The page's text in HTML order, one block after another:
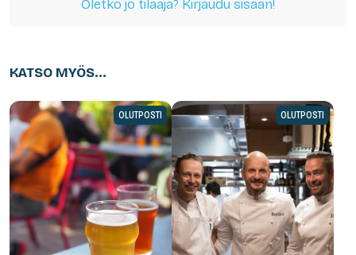
Oletko jo tilaaja? Kirjaudu sisään!
KATSO MYÖS...
OLUTPOSTI OLUTPOSTI